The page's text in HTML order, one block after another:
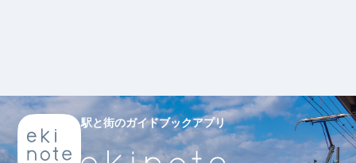
駅と街のガイドブックアプリ